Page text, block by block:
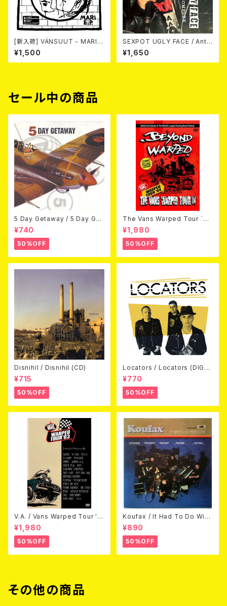
[新入荷] VÄNSUUT - MARI
E.P. (7"EP)
¥1,500
SEXPOT UGLY FACE / Anti
¥1,650
セール中の商品
5 Day Getaway / 5 Day Get
away (CDEP)
¥740
50%OFF
The Vans Warped Tour `04
Beyond Warped (国内盤DV
D)
¥1,980
50%OFF
Disnihil / Disnihil (CD)
¥715
50%OFF
Locators / Locators (DIGPA
CK CD)
¥770
50%OFF
V.A. / Vans Warped Tour '0
3 (DVD)
¥1,980
50%OFF
Koufax / It Had To Do With
Love (CD)
¥890
50%OFF
その他の商品